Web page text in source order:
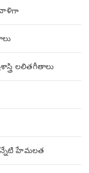
లలితగీతాలు
హేమలత